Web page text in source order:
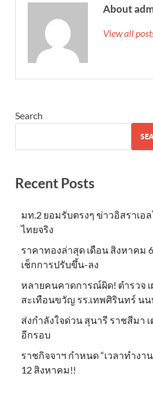
About
View all
Search
Recent Posts
มท.2 ยอมรับตรงๆ ข่าวอิสราเอ
ไทยจริง
ราคาทองล่าสุด เดือน สิงหาคม
เช็กการปรับขึ้น-ลง
หลายคนคาดการณ์ผิด! ตำรวจ เ
สะเทือนขวัญ รร.เทพศิรินทร์ น
ส่งกำลังใจด่วน สุนารี ราชสีมา
อีกรอบ
ราชกิจจาฯ กำหนด “เวลาทำง
12 สิงหาคม!!